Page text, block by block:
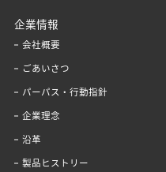
企業情報
会社概要
ごあいさつ
パーパス・行動指針
企業理念
沿革
製品ヒストリー